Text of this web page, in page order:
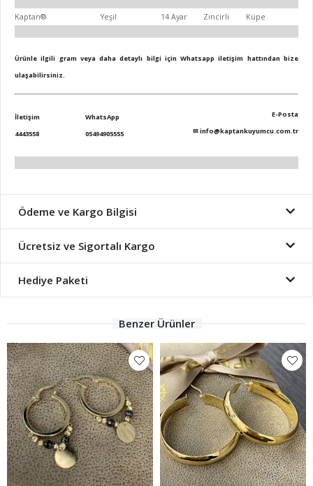
Kaptan® Yeşil 14 Ayar Zincirli Küpe
Ürünle ilgili gram veya daha detaylı bilgi için Whatsapp iletişim hattından bize
ulaşabilirsiniz.
İletişim
4443558
WhatsApp
05494905555
E-Posta
✉info@kaptankuyumcu.com.tr
Ödeme ve Kargo Bilgisi
Ücretsiz ve Sigortalı Kargo
Hediye Paketi
Benzer Ürünler